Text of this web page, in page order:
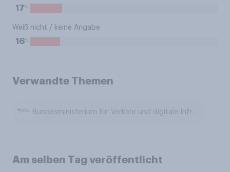
17%
Weiß nicht / keine Angabe
16%
Verwandte Themen
Bundesministerium für Verkehr und digitale Infrastruktur
Am selben Tag veröffentlicht